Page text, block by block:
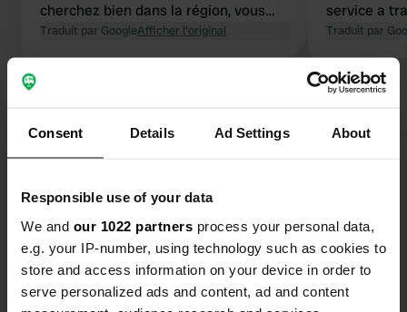
Consent Details Ad Settings About
Responsible use of your data
We and our 1022 partners process your personal data,
e.g. your IP-number, using technology such as cookies to
store and access information on your device in order to
serve personalized ads and content, ad and content
cherchez bien dans la région, vous
pouvez vous tenir beaucoup mieux 😉
Traduit par GoogleAfficher l'original
service a
Après cela,
Traduit par
Pont Pren
29620, Guimaëc, France
Coordonnées